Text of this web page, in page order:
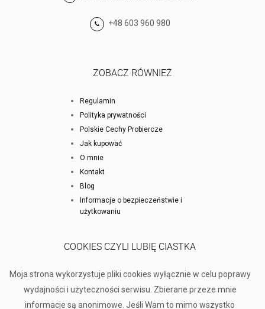
+48 603 960 980
ZOBACZ RÓWNIEŻ
Regulamin
Polityka prywatności
Polskie Cechy Probiercze
Jak kupować
O mnie
Kontakt
Blog
Informacje o bezpieczeństwie i
użytkowaniu
COOKIES CZYLI LUBIĘ CIASTKA
Moja strona wykorzystuje pliki cookies wyłącznie w celu poprawy
wydajności i użyteczności serwisu. Zbierane przeze mnie
informacje są anonimowe. Jeśli Wam to mimo wszystko